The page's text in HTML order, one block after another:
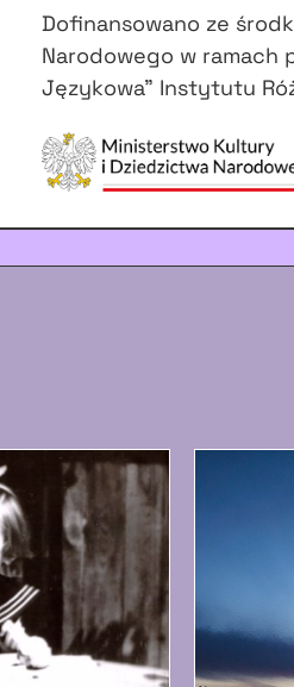
Dofinansowano ze
Narodowego w ramach
Językowa” Instytutu